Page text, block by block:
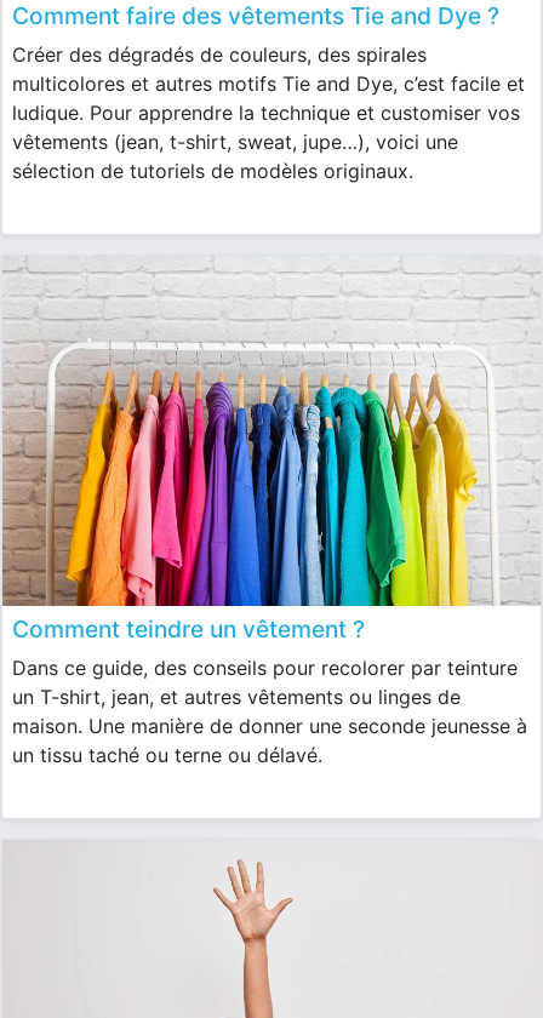
Comment faire des vêtements Tie and Dye ?
Créer des dégradés de couleurs, des spirales
multicolores et autres motifs Tie and Dye, c’est facile et
ludique. Pour apprendre la technique et customiser vos
vêtements (jean, t-shirt, sweat, jupe…), voici une
sélection de tutoriels de modèles originaux.
Comment teindre un vêtement ?
Dans ce guide, des conseils pour recolorer par teinture
un T-shirt, jean, et autres vêtements ou linges de
maison. Une manière de donner une seconde jeunesse à
un tissu taché ou terne ou délavé.